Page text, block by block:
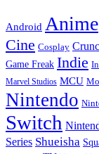
Android Anime
Cine Cosplay
Game Freak Indie
Marvel Studios MCU
Nintendo
Switch
Series Shueisha